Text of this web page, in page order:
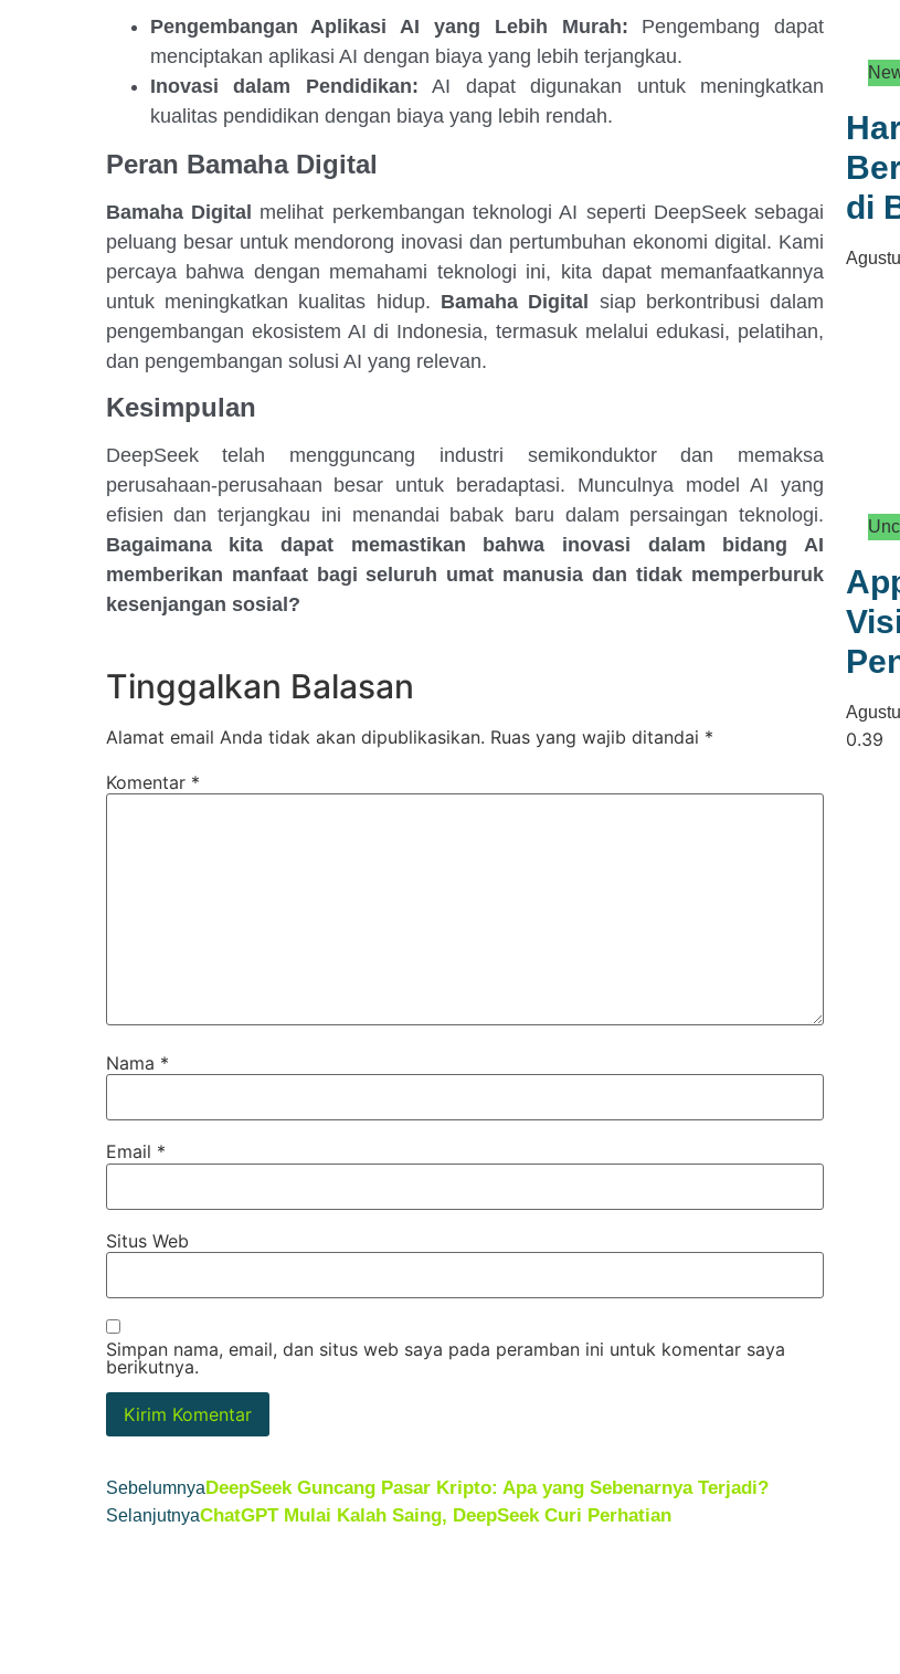
Pengembangan Aplikasi AI yang Lebih Murah: Pengembang dapat
menciptakan aplikasi AI dengan biaya yang lebih terjangkau.
Inovasi dalam Pendidikan: AI dapat digunakan untuk meningkatkan
kualitas pendidikan dengan biaya yang lebih rendah.
Peran Bamaha Digital
Bamaha Digital melihat perkembangan teknologi AI seperti DeepSeek sebagai
peluang besar untuk mendorong inovasi dan pertumbuhan ekonomi digital. Kami
percaya bahwa dengan memahami teknologi ini, kita dapat memanfaatkannya
untuk meningkatkan kualitas hidup. Bamaha Digital siap berkontribusi dalam
pengembangan ekosistem AI di Indonesia, termasuk melalui edukasi, pelatihan,
dan pengembangan solusi AI yang relevan.
Kesimpulan
DeepSeek telah mengguncang industri semikonduktor dan memaksa
perusahaan-perusahaan besar untuk beradaptasi. Munculnya model AI yang
efisien dan terjangkau ini menandai babak baru dalam persaingan teknologi.
Bagaimana kita dapat memastikan bahwa inovasi dalam bidang AI
memberikan manfaat bagi seluruh umat manusia dan tidak memperburuk
kesenjangan sosial?
Tinggalkan Balasan
Alamat email Anda tidak akan dipublikasikan. Ruas yang wajib ditandai *
Komentar *
Nama *
Email *
Situs Web
Simpan nama, email, dan situs web saya pada peramban ini untuk komentar saya
berikutnya.
SebelumnyaDeepSeek Guncang Pasar Kripto: Apa yang Sebenarnya Terjadi?
SelanjutnyaChatGPT Mulai Kalah Saing, DeepSeek Curi Perhatian
di